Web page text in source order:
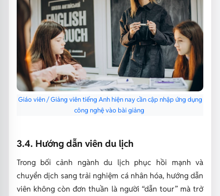
Giáo viên / Giảng viên tiếng Anh hiện nay cần cập nhập ứng dụng
công nghệ vào bài giảng
3.4. Hướng dẫn viên du lịch
Trong bối cảnh ngành du lịch phục hồi mạnh và
chuyển dịch sang trải nghiệm cá nhân hóa, hướng dẫn
viên không còn đơn thuần là người “dẫn tour” mà trở